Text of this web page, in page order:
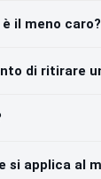
il meno caro?
di ritirare
si applica al